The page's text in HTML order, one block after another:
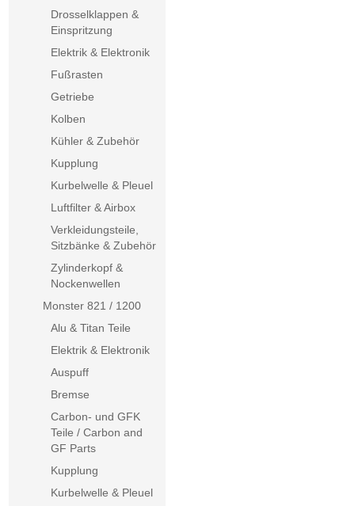
Drosselklappen &
Einspritzung
Elektrik & Elektronik
Fußrasten
Getriebe
Kolben
Kühler & Zubehör
Kupplung
Kurbelwelle & Pleuel
Luftfilter & Airbox
Verkleidungsteile,
Sitzbänke & Zubehör
Zylinderkopf &
Nockenwellen
Monster 821 / 1200
Alu & Titan Teile
Elektrik & Elektronik
Auspuff
Bremse
Carbon- und GFK
Teile / Carbon and
GF Parts
Kupplung
Kurbelwelle & Pleuel